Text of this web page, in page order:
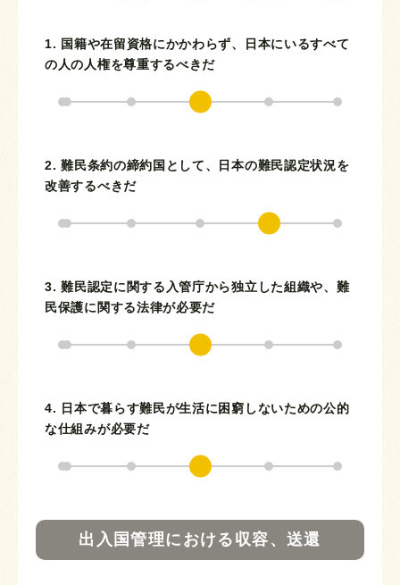
1. 国籍や在留資格にかかわらず、日本にいるすべて
の人の人権を尊重するべきだ
2. 難民条約の締約国として、日本の難民認定状況を
改善するべきだ
3. 難民認定に関する入管庁から独立した組織や、難
民保護に関する法律が必要だ
4. 日本で暮らす難民が生活に困窮しないための公的
な仕組みが必要だ
出入国管理における収容、送還